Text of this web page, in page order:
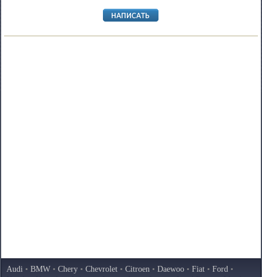
Audi • BMW • Chery • Chevrolet • Citroen • Daewoo • Fiat • Ford •